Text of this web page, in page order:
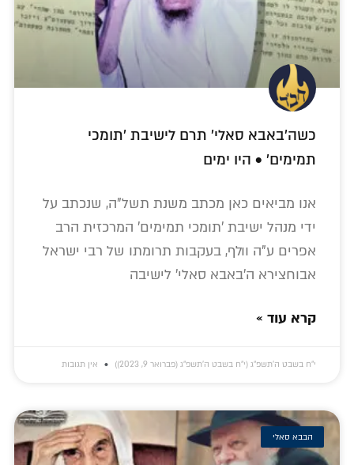
כשה'באבא סאלי' תרם לישיבת 'תומכי
תמימים' • היו ימים
אנו מביאים כאן מכתב משנת תשל"ה, שנכתב על
ידי מנהל ישיבת 'תומכי תמימים' המרכזית הרב
אפרים ע"ה וולף, בעקבות תרומתו של רבי ישראל
אבוחצירא ה'באבא סאלי' לישיבה
קרא עוד »
י״ח בשבט ה׳תשפ״ג (י״ח בשבט ה׳תשפ״ג (פברואר 9, 2023)) אין תגובות
הבבא סאלי